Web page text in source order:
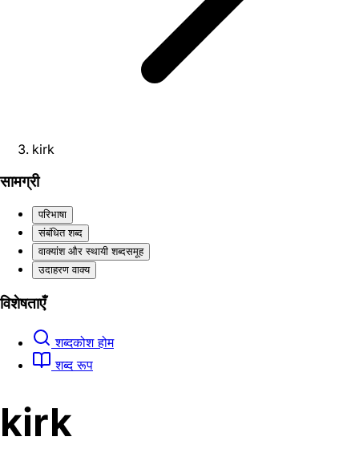
kirk
सामग्री
परिभाषा
संबंधित शब्द
वाक्यांश और स्थायी शब्दसमूह
उदाहरण वाक्य
विशेषताएँ
शब्दकोश होम
शब्द रूप
kirk